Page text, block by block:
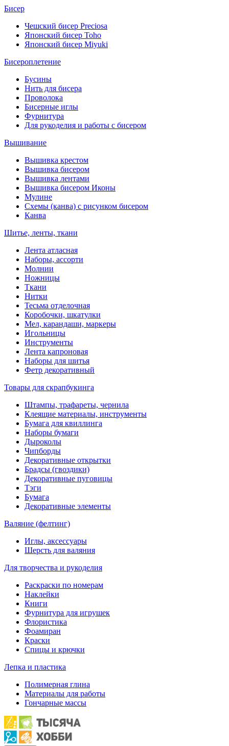
Бисер
Чешский бисер Preciosa
Японский бисер Toho
Японский бисер Miyuki
Бисероплетение
Бусины
Нить для бисера
Проволока
Бисерные иглы
Фурнитура
Для рукоделия и работы с бисером
Вышивание
Вышивка крестом
Вышивка бисером
Вышивка лентами
Вышивка бисером Иконы
Мулине
Схемы (канва) с рисунком бисером
Канва
Шитье, ленты, ткани
Лента атласная
Наборы, ассорти
Молнии
Ножницы
Ткани
Нитки
Тесьма отделочная
Коробочки, шкатулки
Мел, карандаши, маркеры
Игольницы
Инструменты
Лента капроновая
Наборы для шитья
Фетр декоративный
Товары для скрапбукинга
Штампы, трафареты, чернила
Клеящие материалы, инструменты
Бумага для квиллинга
Наборы бумаги
Дыроколы
Чипборды
Декоративные открытки
Брадсы (гвоздики)
Декоративные пуговицы
Тэги
Бумага
Декоративные элементы
Валяние (фелтинг)
Иглы, аксессуары
Шерсть для валяния
Для творчества и рукоделия
Раскраски по номерам
Наклейки
Книги
Фурнитура для игрушек
Флористика
Фоамиран
Краски
Спицы и крючки
Лепка и пластика
Полимерная глина
Материалы для работы
Гончарные массы